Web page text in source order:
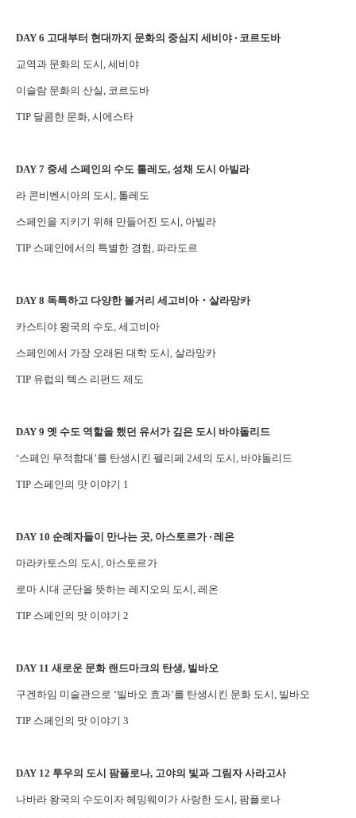
DAY 6 고대부터 현대까지 문화의 중심지 세비야 ‧ 코르도바
교역과 문화의 도시, 세비야
이슬람 문화의 산실, 코르도바
TIP 달콤한 문화, 시에스타
DAY 7 중세 스페인의 수도 톨레도, 성채 도시 아빌라
라 콘비벤시아의 도시, 톨레도
스페인을 지키기 위해 만들어진 도시, 아빌라
TIP 스페인에서의 특별한 경험, 파라도르
DAY 8 독특하고 다양한 볼거리 세고비아・살라망카
카스티야 왕국의 수도, 세고비아
스페인에서 가장 오래된 대학 도시, 살라망카
TIP 유럽의 텍스 리펀드 제도
DAY 9 옛 수도 역할을 했던 유서가 깊은 도시 바야돌리드
‘스페인 무적함대’를 탄생시킨 펠리페 2세의 도시, 바야돌리드
TIP 스페인의 맛 이야기 1
DAY 10 순례자들이 만나는 곳, 아스토르가 ‧ 레온
마라카토스의 도시, 아스토르가
로마 시대 군단을 뜻하는 레지오의 도시, 레온
TIP 스페인의 맛 이야기 2
DAY 11 새로운 문화 랜드마크의 탄생, 빌바오
구겐하임 미술관으로 ‘빌바오 효과’를 탄생시킨 문화 도시, 빌바오
TIP 스페인의 맛 이야기 3
DAY 12 투우의 도시 팜플로나, 고야의 빛과 그림자 사라고사
나바라 왕국의 수도이자 헤밍웨이가 사랑한 도시, 팜플로나